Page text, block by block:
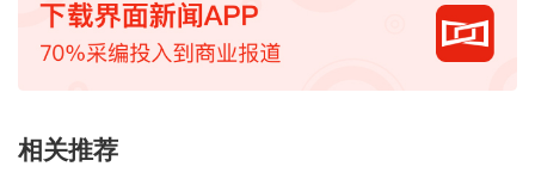
相关推荐